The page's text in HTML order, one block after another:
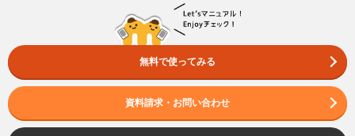
無料で使ってみる
資料請求・お問い合わせ